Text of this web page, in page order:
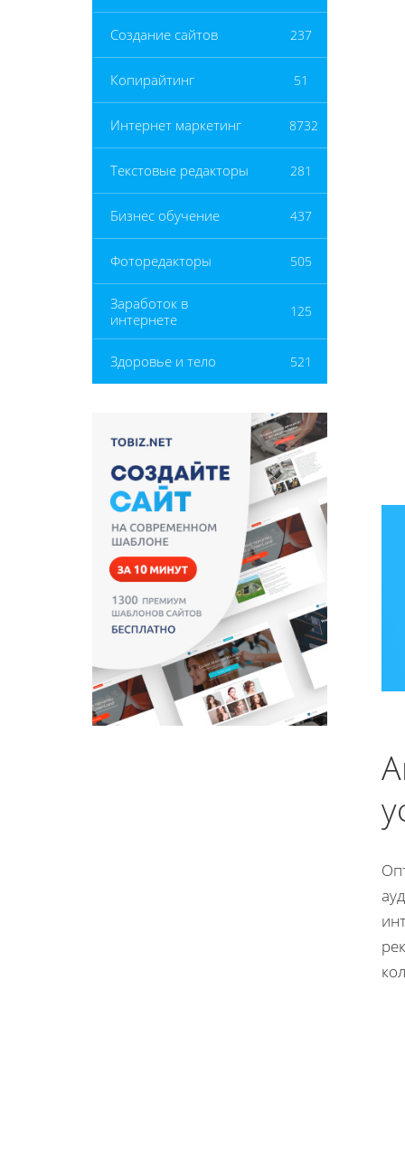
Создание сайтов 237
Копирайтинг 51
Интернет маркетинг 8732
Текстовые редакторы 281
Бизнес обучение 437
Фоторедакторы 505
Заработок в
интернете
125
Здоровье и тело 521